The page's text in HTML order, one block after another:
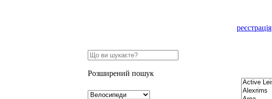
реєстрація
Розширений пошук